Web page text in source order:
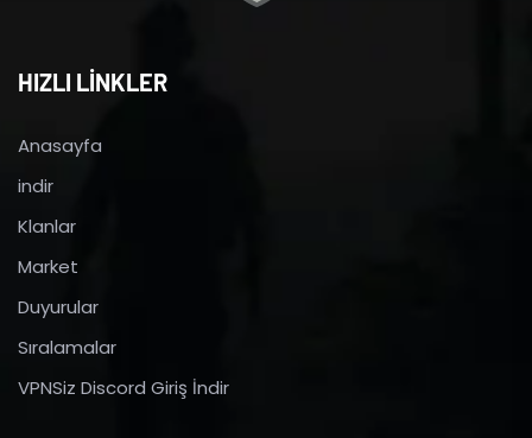
HIZLI LİNKLER
Anasayfa
indir
Klanlar
Market
Duyurular
Sıralamalar
VPNSiz Discord Giriş İndir